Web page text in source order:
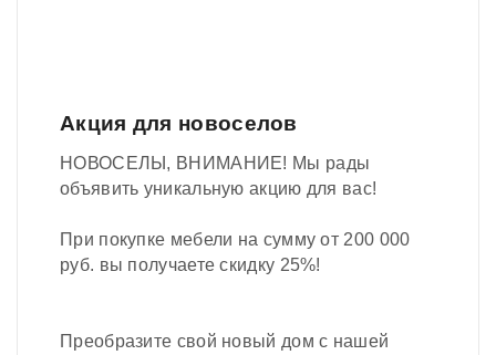
Акция для новоселов
НОВОСЕЛЫ, ВНИМАНИЕ! Мы рады
объявить уникальную акцию для вас!
При покупке мебели на сумму от 200 000
руб. вы получаете скидку 25%!
Преобразите свой новый дом с нашей